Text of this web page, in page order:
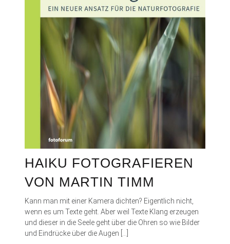
HAIKU FOTOGRAFIEREN
VON MARTIN TIMM
Kann man mit einer Kamera dichten? Eigentlich nicht,
wenn es um Texte geht. Aber weil Texte Klang erzeugen
und dieser in die Seele geht über die Ohren so wie Bilder
und Eindrücke über die Augen […]